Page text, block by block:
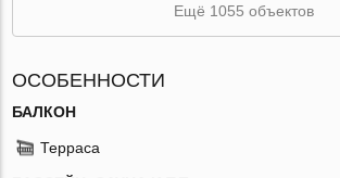
Ещё 1055 объектов
ОСОБЕННОСТИ
БАЛКОН
Терраса